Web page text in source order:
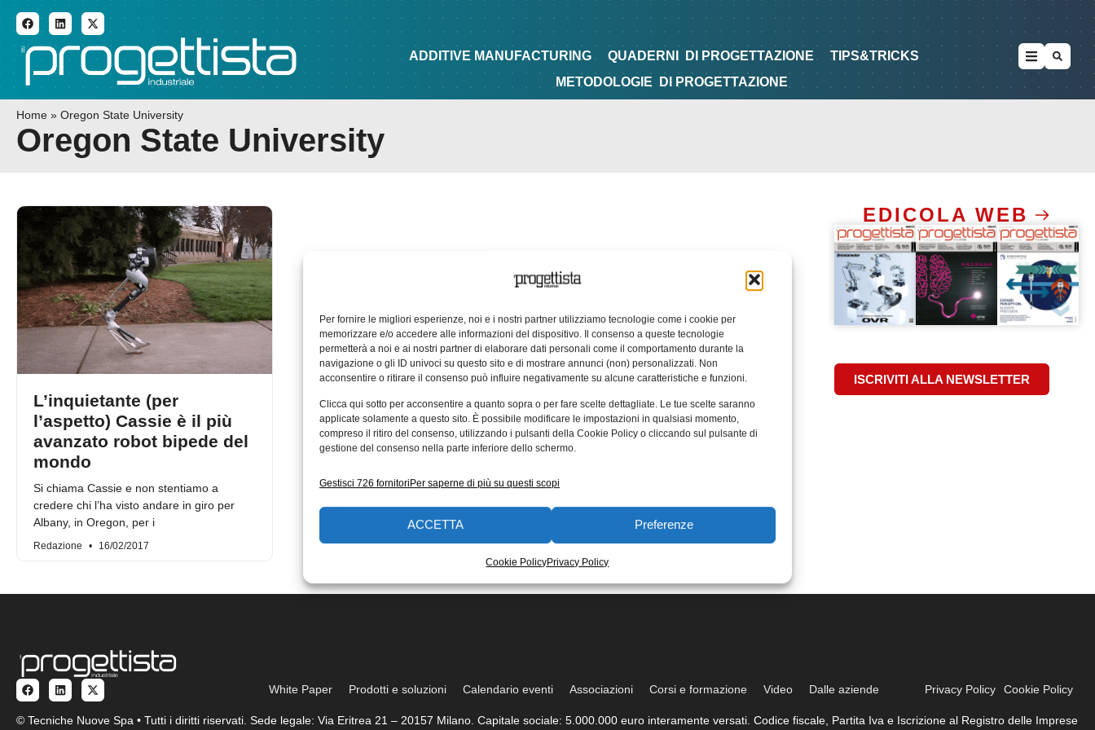
Per fornire le migliori esperienze, noi e i nostri partner utilizziamo tecnologie come i cookie per
memorizzare e/o accedere alle informazioni del dispositivo. Il consenso a queste tecnologie
permetterà a noi e ai nostri partner di elaborare dati personali come il comportamento durante la
navigazione o gli ID univoci su questo sito e di mostrare annunci (non) personalizzati. Non
acconsentire o ritirare il consenso può influire negativamente su alcune caratteristiche e funzioni.
Clicca qui sotto per acconsentire a quanto sopra o per fare scelte dettagliate. Le tue scelte saranno
applicate solamente a questo sito. È possibile modificare le impostazioni in qualsiasi momento,
compreso il ritiro del consenso, utilizzando i pulsanti della Cookie Policy o cliccando sul pulsante di
gestione del consenso nella parte inferiore dello schermo.
Gestisci 726 fornitoriPer saperne di più su questi scopi
ACCETTA Preferenze
Cookie PolicyPrivacy Policy
ADDITIVE MANUFACTURING QUADERNI DI PROGETTAZIONE TIPS&TRICKS METODOLOGIE DI PROGETTAZIONE
ADDITIVE MANUFACTURING QUADERNI DI PROGETTAZIONE
TIPS&TRICKS
METODOLOGIE
DI PROGETTAZIONE
Home » Oregon State University
Oregon State University
L’inquietante (per
l’aspetto) Cassie è il più
avanzato robot bipede del
mondo
Si chiama Cassie e non stentiamo a
credere chi l’ha visto andare in giro per
Albany, in Oregon, per i
Redazione 16/02/2017
EDICOLA WEB
ISCRIVITI ALLA NEWSLETTER
White Paper Prodotti e soluzioni Calendario eventi Associazioni Corsi e formazione Video Dalle aziende Privacy Policy Cookie Policy
© Tecniche Nuove Spa • Tutti i diritti riservati. Sede legale: Via Eritrea 21 – 20157 Milano. Capitale sociale: 5.000.000 euro interamente versati. Codice fiscale, Partita Iva e Iscrizione al Registro delle Imprese